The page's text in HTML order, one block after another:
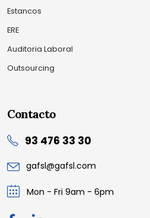
Estancos
ERE
Auditoria Laboral
Outsourcing
Contacto
93 476 33 30
gafsl@gafsl.com
Mon - Fri 9am - 6pm